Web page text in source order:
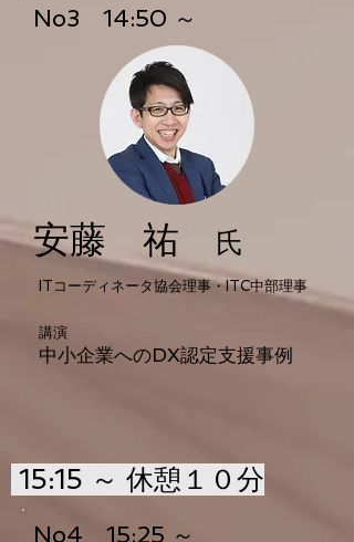
No3 14:50 ～
安藤 祐 氏
ITコーディネータ協会理事・ITC中部理事
講演
中小企業へのDX認定支援事例
15:15 ～ 休憩１０分
No4 15:25 ～